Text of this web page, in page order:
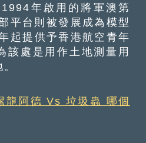
年啟用的將軍澳第
平台則被發展成為模型
起提供予香港航空青年
該處是用作土地測量用
龍阿德 Vs 垃圾蟲 哪個